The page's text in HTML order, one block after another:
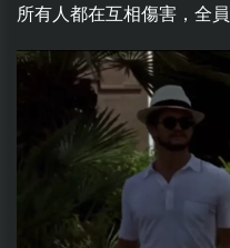
所有人都在互相傷害，全